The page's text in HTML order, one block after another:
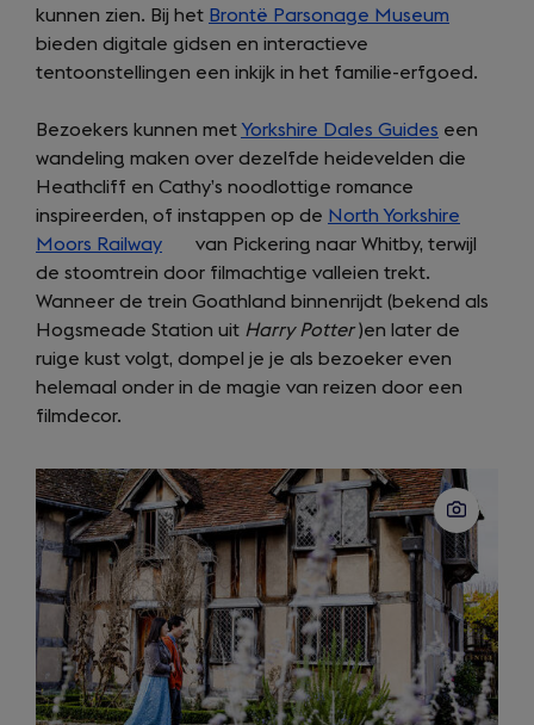
kunnen zien. Bij het Brontë Parsonage Museum
a
tab)
bieden digitale gidsen en interactieve
tentoonstellingen een inkijk in het familie-erfgoed.
Bezoekers kunnen met Yorkshire Dales Guides een
wandeling maken over dezelfde heidevelden die
Heathcliff en Cathy’s noodlottige romance
inspireerden, of instappen op de North Yorkshire
Moors Railway (opens
in
a
new
tab)
van Pickering naar Whitby, terwijl
de stoomtrein door filmachtige valleien trekt.
Wanneer de trein Goathland binnenrijdt (bekend als
Hogsmeade Station uit Harry Potter)en later de
ruige kust volgt, dompel je je als bezoeker even
helemaal onder in de magie van reizen door een
filmdecor.